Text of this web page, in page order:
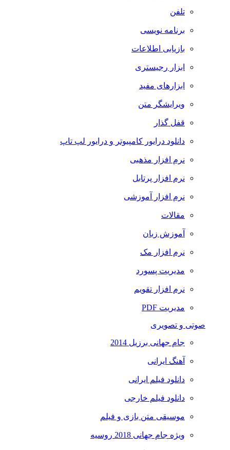
تلفن
برنامه نویسی
بازیابی اطلاعات
ابزار رجیستری
ابزارهای مفید
ویرایشگر متن
قفل گذار
دانلود درایور کامپیوتر و درایور لپ تاپ
نرم افزار مذهبی
نرم افزار پرتابل
نرم افزار آموزشی
مقالات
آموزش زبان
نرم افزار مک
مدیریت پسورد
نرم افزار تقویم
مدیریت PDF
صوتی و تصویری
جام جهانی برزیل 2014
آهنگ ایرانی
دانلود فیلم ایرانی
دانلود فیلم خارجی
موسیقی متن بازی و فیلم
ویژه جام جهانی 2018 روسیه